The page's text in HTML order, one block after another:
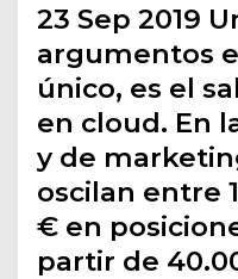
23 Sep 2019
argumentos
único, es el
en cloud. En
y de
oscilan entre
€ en
partir de